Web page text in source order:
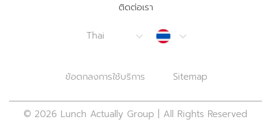
ติดต่อเรา
Thai Thailand
ข้อตกลงการใช้บริการ Sitemap
© 2026 Lunch Actually Group | All Rights Reserved